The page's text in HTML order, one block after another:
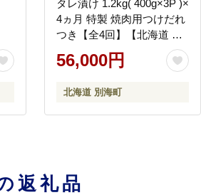
タレ漬け 1.2kg( 400g×3P )×
4ヵ月 特製 焼肉用つけだれ
つき【全4回】【北海道 別
海町産】【be010-0282-100-
4】
56,000円
北海道 別海町
返礼品